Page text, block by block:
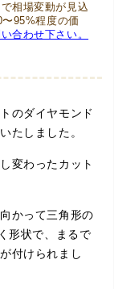
相場変動が見込
95%程度の価
合わせ下さい。
のダイヤモンド
たしました。
変わったカット
かって三角形の
形状で、まるで
付けられまし